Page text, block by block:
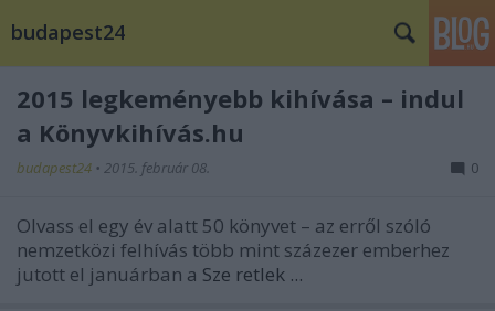
budapest24
2015 legkeményebb kihívása – indul
a Könyvkihívás.hu
budapest24 • 2015. február 08. 0
Olvass el egy év alatt 50 könyvet – az erről szóló
nemzetközi felhívás több mint százezer emberhez
jutott el januárban a Sze retlek ...